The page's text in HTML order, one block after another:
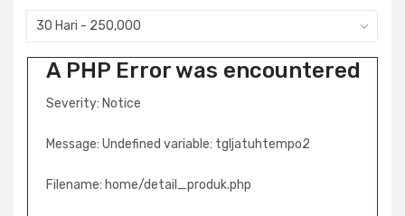
30 Hari - 250,000
A PHP Error was encountered
Severity: Notice
Message: Undefined variable: tgljatuhtempo2
Filename: home/detail_produk.php